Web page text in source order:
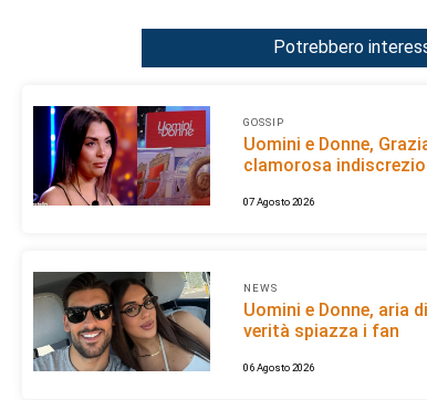
Potrebbero
GOSSIP
Uomini e Donne,
clamorosa
07 Agosto 2026
NEWS
Uomini e Donne, aria
verità spiazza i fan
06 Agosto 2026